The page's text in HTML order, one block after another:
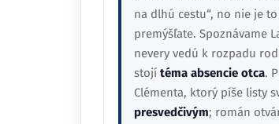
na dlhú cestu“, no nie je
premýšľate. Spoznávame
nevery vedú k rozpadu
stojí téma absencie otca.
Clémenta, ktorý píše listy
presvedčivým; román